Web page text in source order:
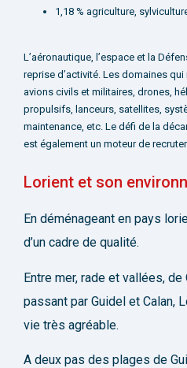
1,18 % agriculture,
L’aéronautique, l’espace et la
reprise d’activité. Les domaines
avions civils et militaires, drones,
propulsifs, lanceurs, satellites,
maintenance, etc. Le défi de la
est également un moteur de
Lorient et son
En déménageant en pays
d’un cadre de qualité.
Entre mer, rade et vallées,
passant par Guidel et Calan,
vie très agréable.
A deux pas des plages de